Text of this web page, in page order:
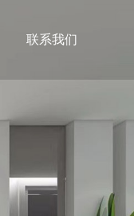
联系我们